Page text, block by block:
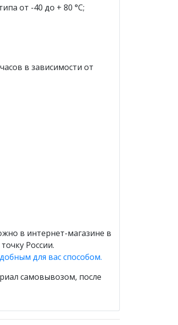
от -40 до + 80 °С;
в зависимости от
в интернет-магазине в
России.
для вас способом.
самовывозом, после